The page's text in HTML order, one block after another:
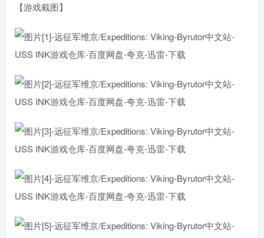
【游戏截图】